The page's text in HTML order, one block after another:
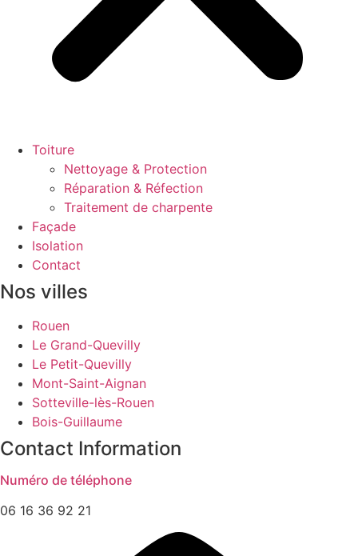
Toiture
Nettoyage & Protection
Réparation & Réfection
Traitement de charpente
Façade
Isolation
Contact
Nos villes
Rouen
Le Grand-Quevilly
Le Petit-Quevilly
Mont-Saint-Aignan
Sotteville-lès-Rouen
Bois-Guillaume
Contact Information
Numéro de téléphone
06 16 36 92 21